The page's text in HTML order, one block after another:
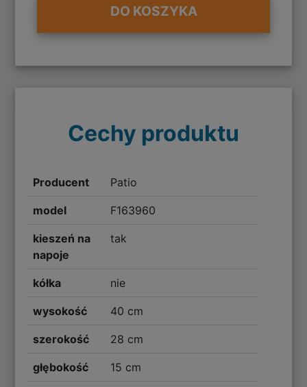
DO KOSZYKA
Cechy produktu
Producent Patio
model F163960
kieszeń na
napoje
tak
kółka nie
wysokość 40 cm
szerokość 28 cm
głębokość 15 cm